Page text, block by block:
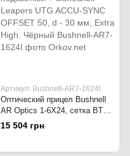
Артикул: Bushnell-AR7-1624I
Оптический прицел Bushnell
AR Optics 1-6Х24, сетка BTR-
1 BDC с подсветкой +
моноблок Leapers UTG ACCU-
15 504 грн